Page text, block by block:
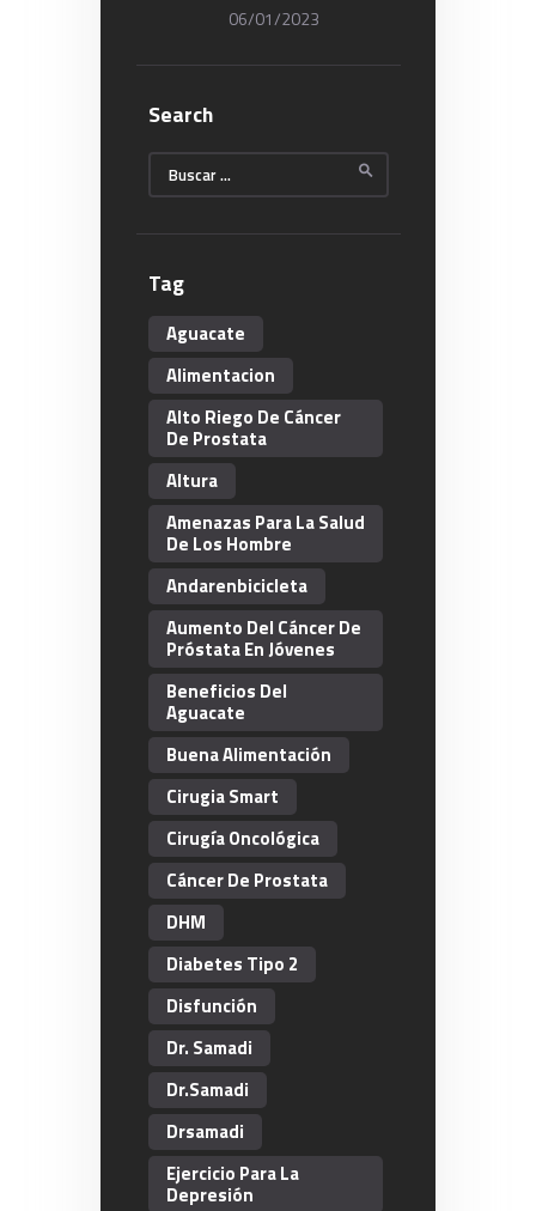
06/01/2023
Search
Buscar:
Tag
Aguacate
Alimentacion
Alto Riego De Cáncer
De Prostata
Altura
Amenazas Para La Salud
De Los Hombre
Andarenbicicleta
Aumento Del Cáncer De
Próstata En Jóvenes
Beneficios Del
Aguacate
Buena Alimentación
Cirugia Smart
Cirugía Oncológica
Cáncer De Prostata
DHM
Diabetes Tipo 2
Disfunción
Dr. Samadi
Dr.Samadi
Drsamadi
Ejercicio Para La
Depresión